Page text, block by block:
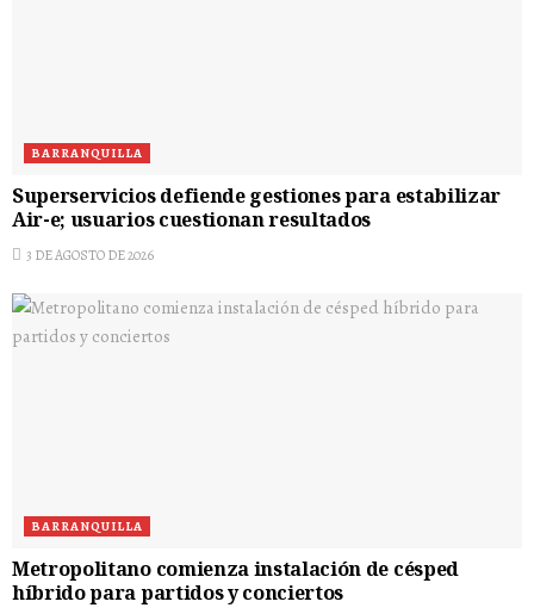
BARRANQUILLA
Superservicios defiende gestiones para estabilizar
Air-e; usuarios cuestionan resultados
3 DE AGOSTO DE 2026
BARRANQUILLA
Metropolitano comienza instalación de césped
híbrido para partidos y conciertos